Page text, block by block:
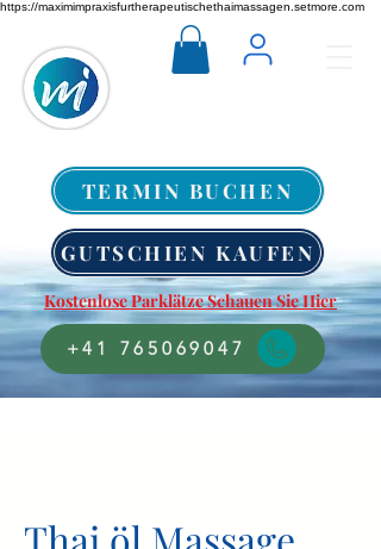
https://maximimpraxisfurtherapeutischethaimassagen.setmore.com
TERMIN BUCHEN
GUTSCHIEN KAUFEN
Kostenlose Parklätze Schauen Sie Hier
+41 765069047
Thai öl Massage